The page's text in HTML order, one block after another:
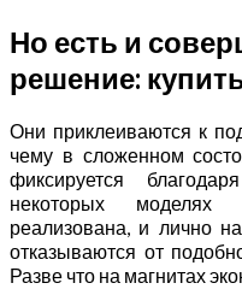
Но есть и
решение:
Они приклеиваются к
чему в сложенном
фиксируется
некоторых моделях
реализована, и лично
отказываются от
Разве что на магнитах